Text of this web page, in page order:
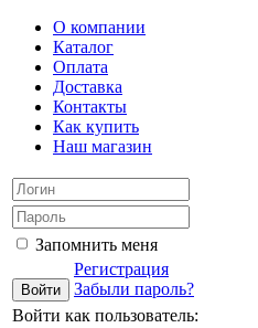
О компании
Каталог
Оплата
Доставка
Контакты
Как купить
Наш магазин
Запомнить меня
Регистрация
Забыли пароль?
Войти как пользователь: